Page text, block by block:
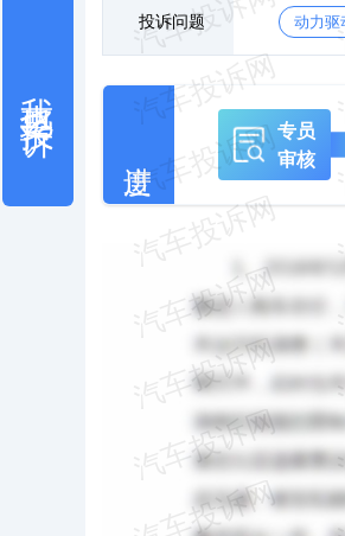
投诉问题 动力驱
专员
审核